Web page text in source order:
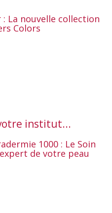
: La nouvelle collection
Colors
institut...
1000 : Le Soin
expert de votre peau